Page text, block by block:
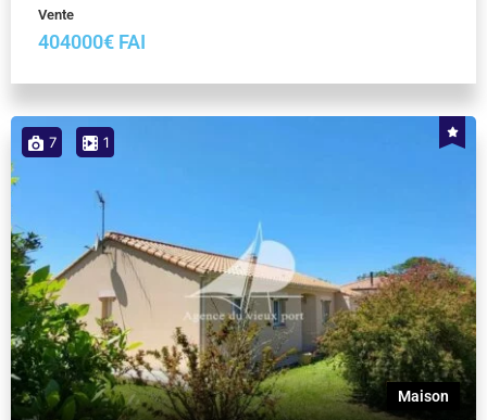
Vente
404000€ FAI
7 1
Maison